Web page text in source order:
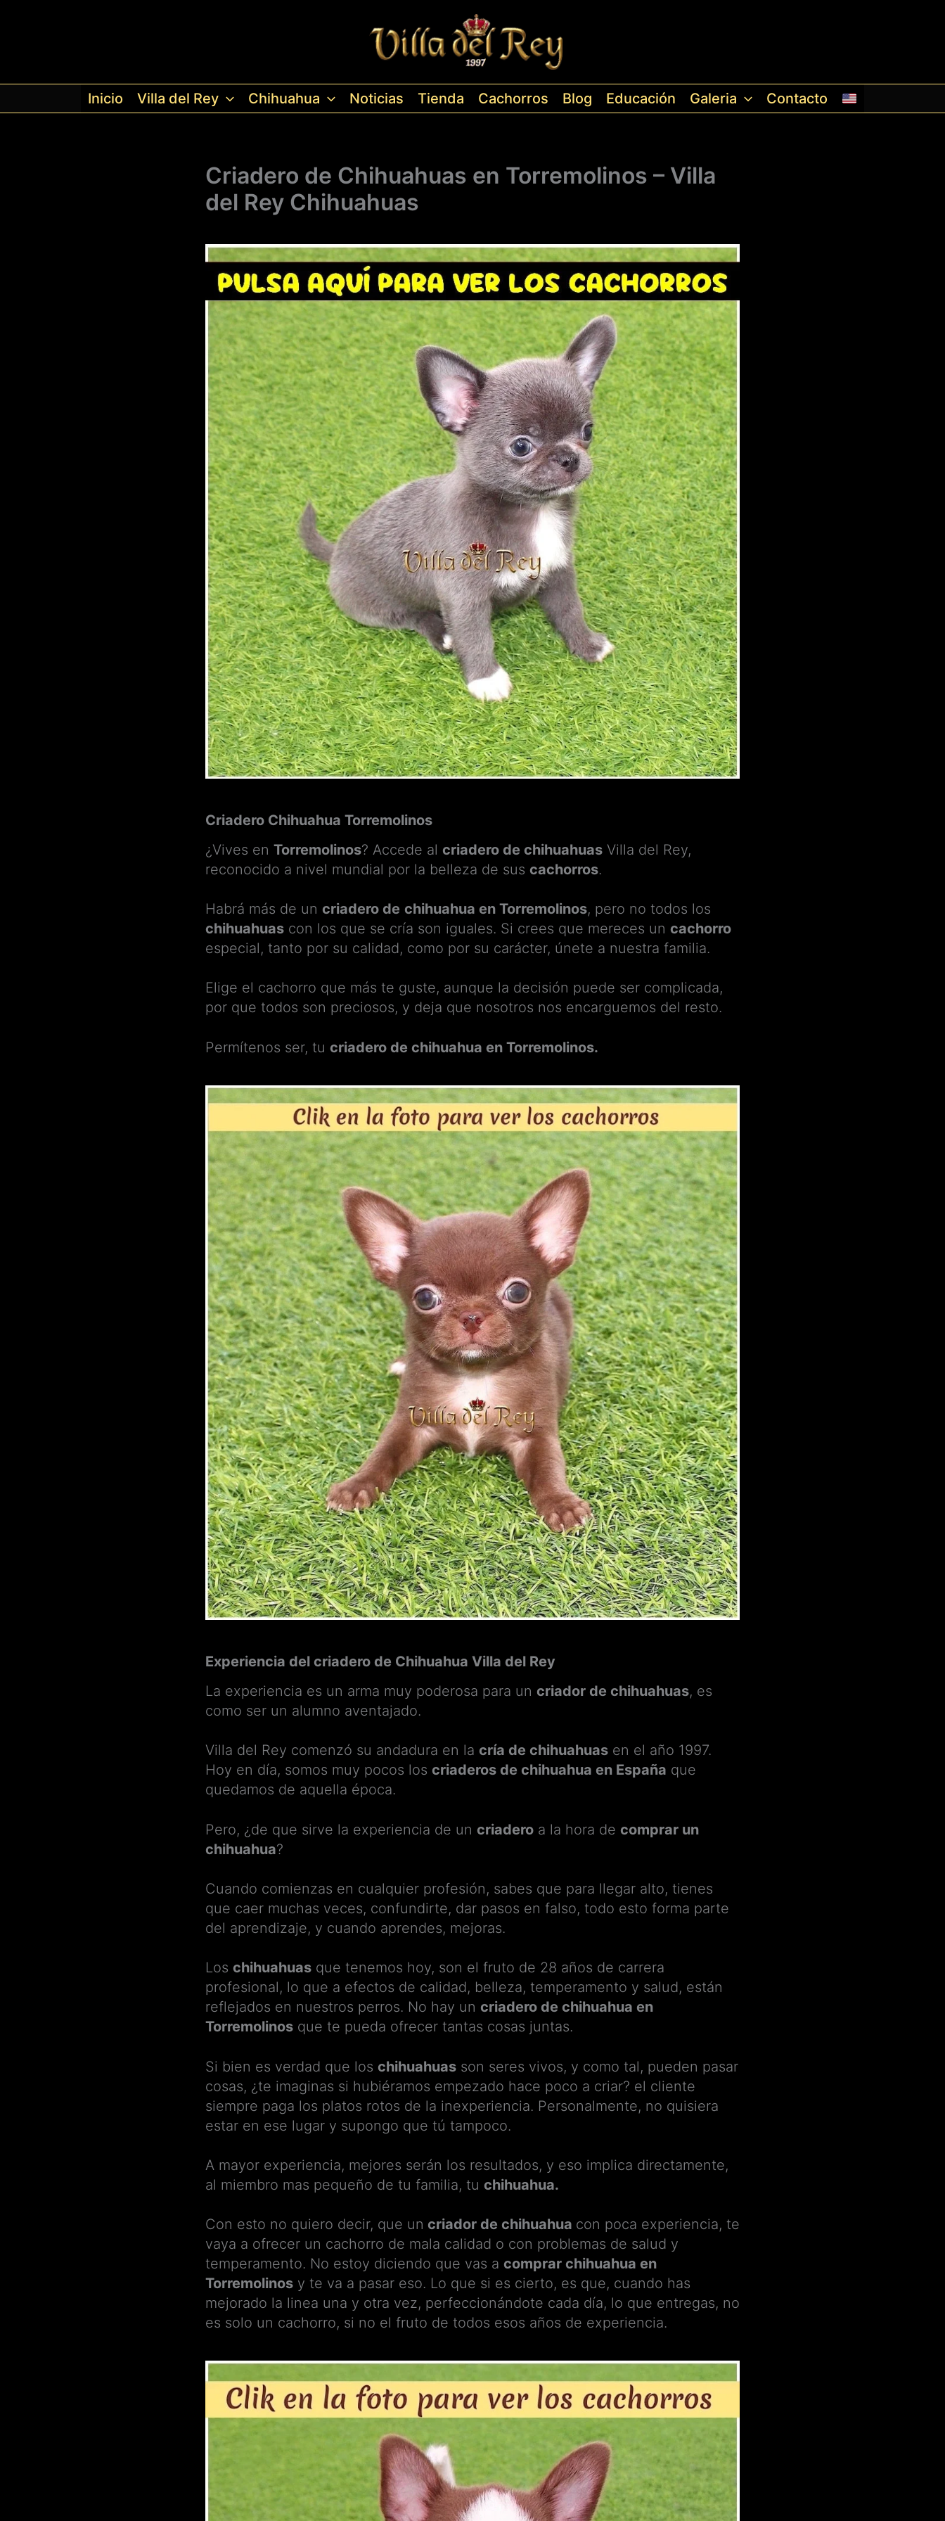
Inicio Villa del Rey Chihuahua Noticias Tienda Cachorros Blog Educación Galeria Contacto
Criadero de Chihuahuas en Torremolinos – Villa
del Rey Chihuahuas
Criadero Chihuahua Torremolinos
¿Vives en Torremolinos? Accede al criadero de chihuahuas Villa del Rey,
reconocido a nivel mundial por la belleza de sus cachorros.
Habrá más de un criadero de chihuahua en Torremolinos, pero no todos los
chihuahuas con los que se cría son iguales. Si crees que mereces un cachorro
especial, tanto por su calidad, como por su carácter, únete a nuestra familia.
Elige el cachorro que más te guste, aunque la decisión puede ser complicada,
por que todos son preciosos, y deja que nosotros nos encarguemos del resto.
Permítenos ser, tu criadero de chihuahua en Torremolinos.
Experiencia del criadero de Chihuahua Villa del Rey
La experiencia es un arma muy poderosa para un criador de chihuahuas, es
como ser un alumno aventajado.
Villa del Rey comenzó su andadura en la cría de chihuahuas en el año 1997.
Hoy en día, somos muy pocos los criaderos de chihuahua en España que
quedamos de aquella época.
Pero, ¿de que sirve la experiencia de un criadero a la hora de comprar un
chihuahua?
Cuando comienzas en cualquier profesión, sabes que para llegar alto, tienes
que caer muchas veces, confundirte, dar pasos en falso, todo esto forma parte
del aprendizaje, y cuando aprendes, mejoras.
Los chihuahuas que tenemos hoy, son el fruto de 28 años de carrera
profesional, lo que a efectos de calidad, belleza, temperamento y salud, están
reflejados en nuestros perros. No hay un criadero de chihuahua en
Torremolinos que te pueda ofrecer tantas cosas juntas.
Si bien es verdad que los chihuahuas son seres vivos, y como tal, pueden pasar
cosas, ¿te imaginas si hubiéramos empezado hace poco a criar? el cliente
siempre paga los platos rotos de la inexperiencia. Personalmente, no quisiera
estar en ese lugar y supongo que tú tampoco.
A mayor experiencia, mejores serán los resultados, y eso implica directamente,
al miembro mas pequeño de tu familia, tu chihuahua.
Con esto no quiero decir, que un criador de chihuahua con poca experiencia, te
vaya a ofrecer un cachorro de mala calidad o con problemas de salud y
temperamento. No estoy diciendo que vas a comprar chihuahua en
Torremolinos y te va a pasar eso. Lo que si es cierto, es que, cuando has
mejorado la linea una y otra vez, perfeccionándote cada día, lo que entregas, no
es solo un cachorro, si no el fruto de todos esos años de experiencia.